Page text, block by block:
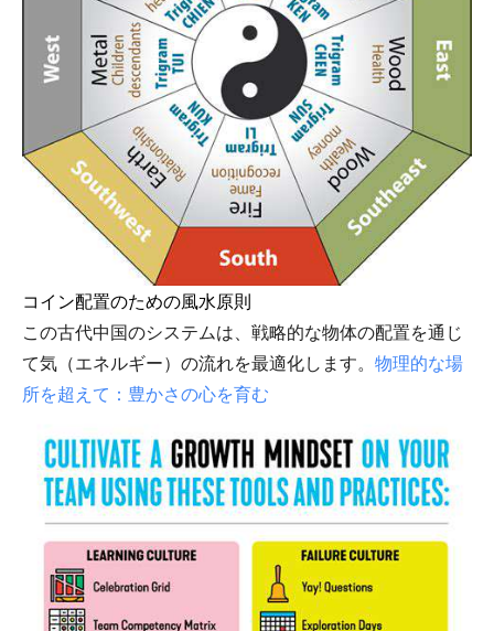
コイン配置のための風水原則
この古代中国のシステムは、戦略的な物体の配置を通じ
て気（エネルギー）の流れを最適化します。 物理的な場
所を超えて：豊かさの心を育む